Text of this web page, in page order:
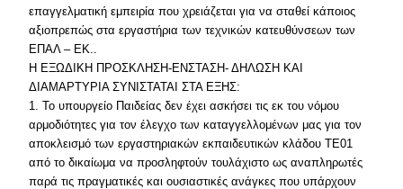
επαγγελματική εμπειρία που χρειάζεται για να σταθεί κάποιος
αξιοπρεπώς στα εργαστήρια των τεχνικών κατευθύνσεων των
ΕΠΑΛ – ΕΚ..
Η ΕΞΩΔΙΚΗ ΠΡΟΣΚΛΗΣΗ-ΕΝΣΤΑΣΗ- ΔΗΛΩΣΗ ΚΑΙ
ΔΙΑΜΑΡΤΥΡΙΑ ΣΥΝΙΣΤΑΤΑΙ ΣΤΑ ΕΞΗΣ:
1. Το υπουργείο Παιδείας δεν έχει ασκήσει τις εκ του νόμου
αρμοδιότητες για τον έλεγχο των καταγγελλομένων μας για τον
αποκλεισμό των εργαστηριακών εκπαιδευτικών κλάδου ΤΕ01
από το δικαίωμα να προσληφτούν τουλάχιστο ως αναπληρωτές
παρά τις πραγματικές και ουσιαστικές ανάγκες που υπάρχουν